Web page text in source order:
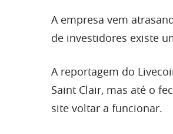
A empresa vem
de investidores existe
A reportagem do
Saint Clair, mas até o
site voltar a funcionar.